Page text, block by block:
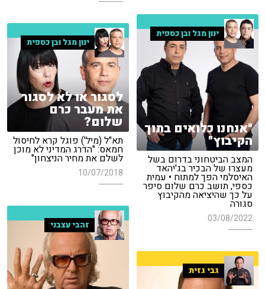
ינון מגל ובן כספית
"אנחנו כלואים בתוך
הקיבוץ"
המצב הביטחוני בדרום בשל
מעצרו של הבכיר בג'יהאד
האיסלמי הפך למתוח • עמית
כספי, תושב כרם שלום סיפר
על כך שהיציאה מהקיבוץ
סגורה
03/08/2022
ינון מגל ובן כספית
לסגור או לא לסגור
את מעבר כרם
שלום?
תא"ל (מיל') פוגל קרא לחיסול
חמאס: "הדרג המדיני לא מוכן
לשלם את מחיר הניצחון"
10/07/2018
זהבי עצבני
גבי גזית